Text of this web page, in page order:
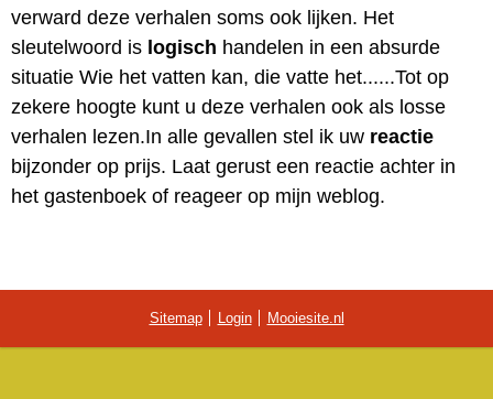
verward deze verhalen soms ook lijken. Het
sleutelwoord is logisch handelen in een absurde
situatie Wie het vatten kan, die vatte het......Tot op
zekere hoogte kunt u deze verhalen ook als losse
verhalen lezen.In alle gevallen stel ik uw reactie
bijzonder op prijs. Laat gerust een reactie achter in
het gastenboek of reageer op mijn weblog.
Sitemap Login Mooiesite.nl